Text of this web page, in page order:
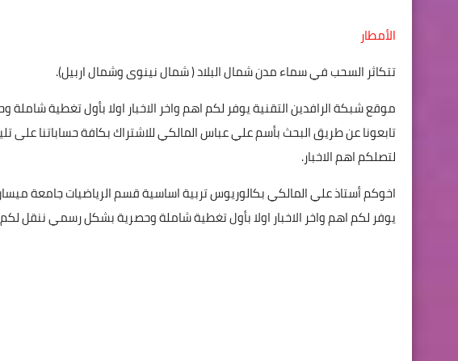
الأمطار
تتكاثر السحب في سماء مدن شمال البلاد ( شمال نينوى وشمال اربيل).
موقع شبكة الرافدين التقنية يوفر لكم اهم واخر الاخبار اولا بأول تغطية
تابعونا عن طريق البحث بأسم علي عباس المالكي للاشتراك بكافة حساباتنا
لتصلكم اهم الاخبار.
اخوكم أستاذ علي المالكي بكالوريوس تربية اساسية قسم الرياضيات جامعة
يوفر لكم اهم واخر الاخبار اولا بأول تغطية شاملة وحصرية بشكل رسمي ننقل